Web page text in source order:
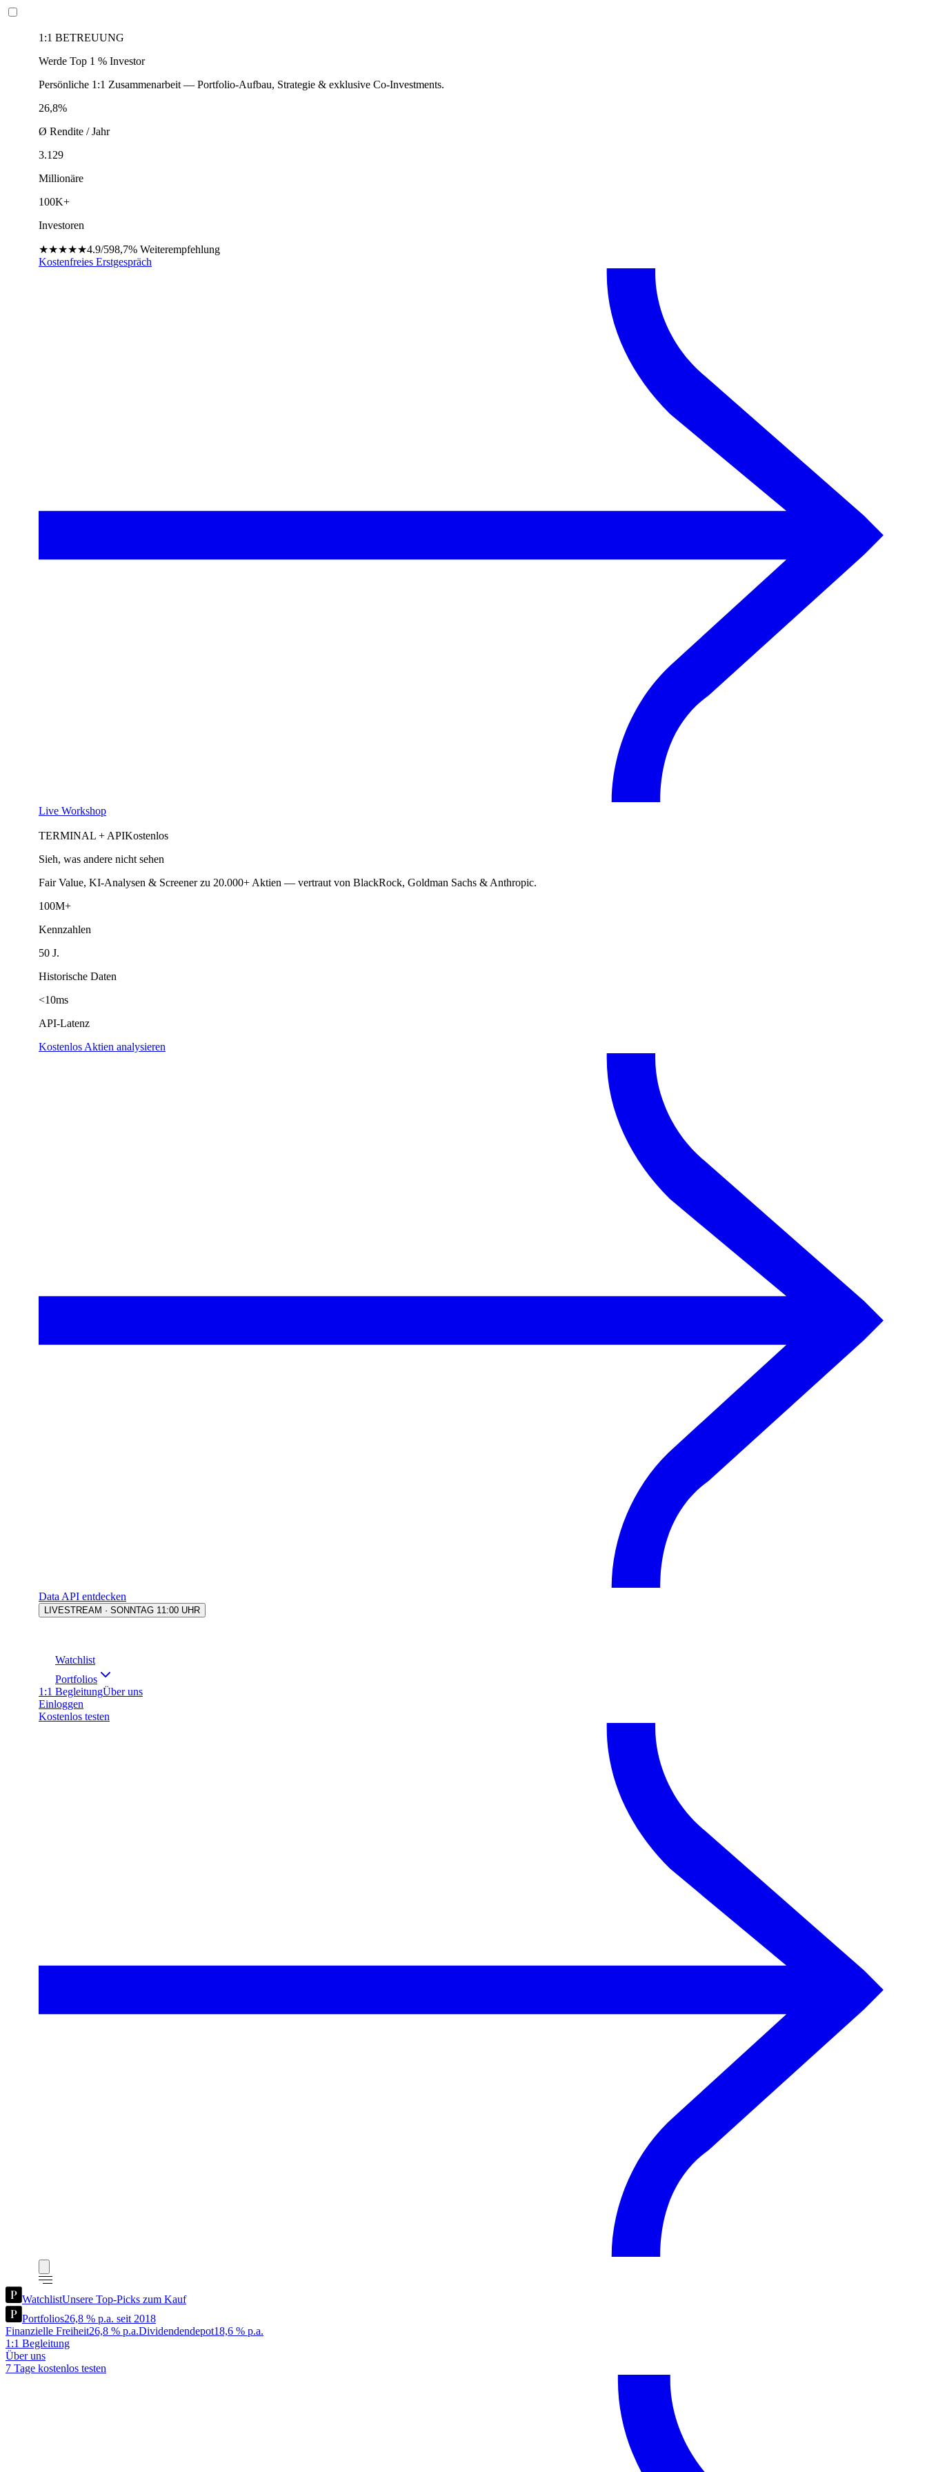
1:1 BETREUUNG
Werde Top 1 % Investor
Persönliche 1:1 Zusammenarbeit — Portfolio-Aufbau, Strategie & exklusive Co-Investments.
26,8%
Ø Rendite / Jahr
3.129
Millionäre
100K+
Investoren
★★★★★4.9/598,7% Weiterempfehlung
Kostenfreies Erstgespräch
Live Workshop
TERMINAL + APIKostenlos
Sieh, was andere nicht sehen
Fair Value, KI-Analysen & Screener zu 20.000+ Aktien — vertraut von BlackRock, Goldman Sachs & Anthropic.
100M+
Kennzahlen
50 J.
Historische Daten
<10ms
API-Latenz
Kostenlos Aktien analysieren
Data API entdecken
LIVESTREAM · SONNTAG 11:00 UHR
Watchlist
Portfolios
1:1 BegleitungÜber uns
Einloggen
Kostenlos testen
WatchlistUnsere Top-Picks zum Kauf
Portfolios26,8 % p.a. seit 2018
Finanzielle Freiheit26,8 % p.a.Dividendendepot18,6 % p.a.
1:1 Begleitung
Über uns
7 Tage kostenlos testen